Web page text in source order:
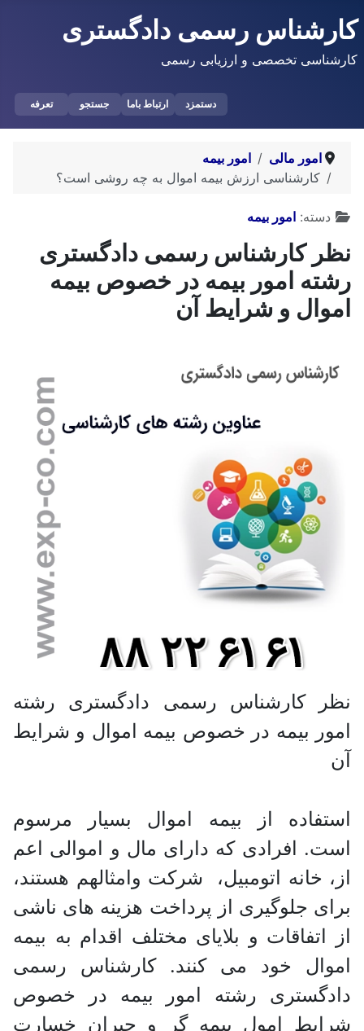
کارشناس رسمی دادگستری
کارشناسی تخصصی و ارزیابی رسمی
دستمزد ارتباط باما جستجو تعرفه
امور مالی
امور بیمه
کارشناسی ارزش بیمه اموال به چه روشی است؟
توضیحات
دسته: امور بیمه
نظر کارشناس رسمی دادگستری
رشته امور بیمه در خصوص بیمه
اموال و شرایط آن
نظر کارشناس رسمی دادگستری رشته
امور بیمه در خصوص بیمه اموال و شرایط
آن
استفاده از بیمه اموال بسیار مرسوم
است. افرادی که دارای مال و اموالی اعم
از، خانه اتومبیل، شرکت وامثالهم هستند،
برای جلوگیری از پرداخت هزینه های ناشی
از اتفاقات و بلایای مختلف اقدام به بیمه
اموال خود می کنند. کارشناس رسمی
دادگستری رشته امور بیمه در خصوص
شرایط امول بیمه گر و جبران خسارت